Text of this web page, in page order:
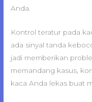
Anda.
Kontrol teratur pada
ada sinyal tanda
jadi memberikan
memandang kasus,
kaca Anda lekas buat